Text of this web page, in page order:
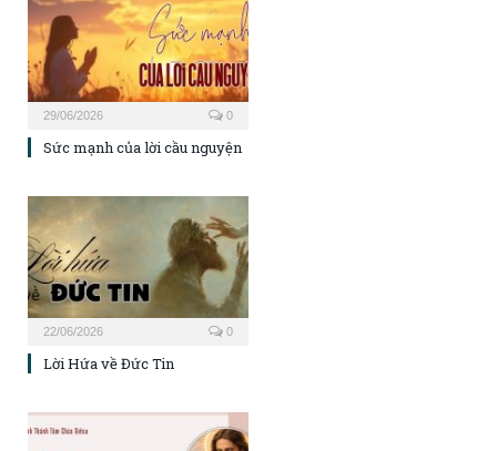
29/06/2026 0
Sức mạnh của lời cầu nguyện
22/06/2026 0
Lời Hứa về Đức Tin